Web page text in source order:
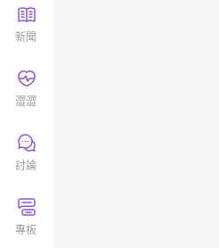
新聞
澀澀
討論
專板